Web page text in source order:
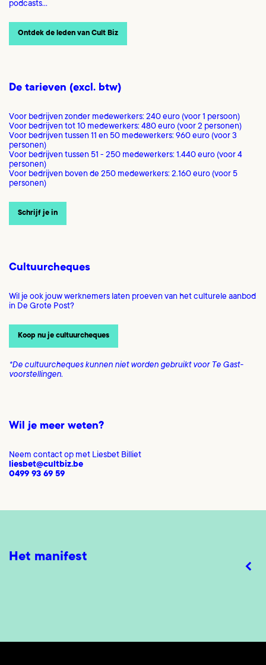
podcasts…
Ontdek de leden van Cult Biz
De tarieven (excl. btw)
Voor bedrijven zonder medewerkers: 240 euro (voor 1 persoon)
Voor bedrijven tot 10 medewerkers: 480 euro (voor 2 personen)
Voor bedrijven tussen 11 en 50 medewerkers: 960 euro (voor 3
personen)
Voor bedrijven tussen 51 - 250 medewerkers: 1.440 euro (voor 4
personen)
Voor bedrijven boven de 250 medewerkers: 2.160 euro (voor 5
personen)
Schrijf je in
Cultuurcheques
Wil je ook jouw werknemers laten proeven van het culturele aanbod
in De Grote Post?
Koop nu je cultuurcheques
*De cultuurcheques kunnen niet worden gebruikt voor Te Gast-
voorstellingen.
Wil je meer weten?
Neem contact op met Liesbet Billiet
liesbet@cultbiz.be
0499 93 69 59
Het manifest